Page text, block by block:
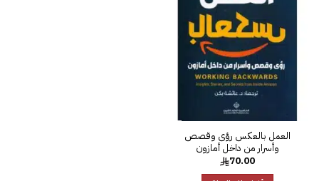
العمل بالعكس رؤى وقصص
وأسرار من داخل أمازون‎
70.00